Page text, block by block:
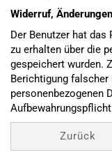
Widerruf,
Der Benutzer hat
zu erhalten über die
gespeichert wurden.
Berichtigung falscher
personenbezogenen
Zurück